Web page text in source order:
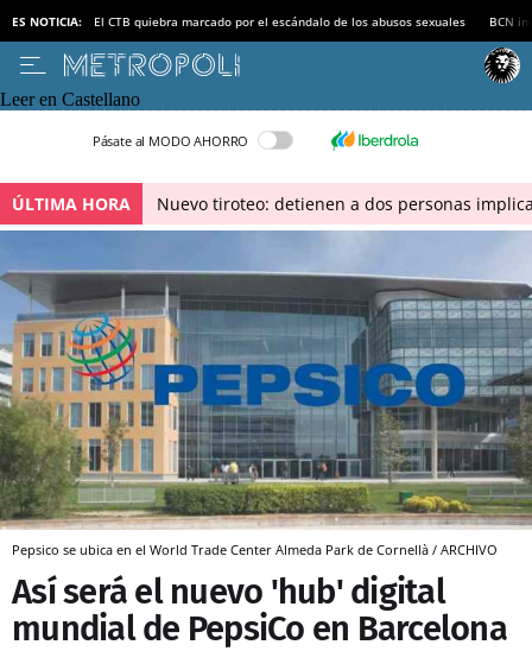
ES NOTICIA: El CTB quiebra marcado por el escándalo de los abusos sexuales BCN
Leer en Castellano
Pásate al MODO AHORRO
ÚLTIMA HORA Nuevo tiroteo: detienen a dos personas
Pepsico se ubica en el World Trade Center Almeda Park de Cornellà / ARCHIVO
Así será el nuevo 'hub' digital
mundial de PepsiCo en Barcelona